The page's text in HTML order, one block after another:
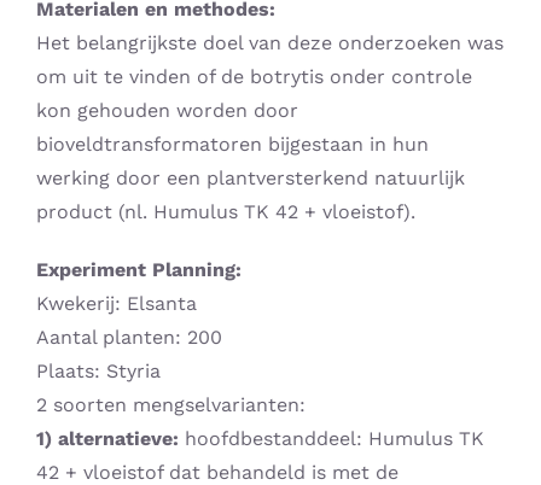
Materialen en methodes:
Het belangrijkste doel van deze onderzoeken was
om uit te vinden of de botrytis onder controle
kon gehouden worden door
bioveldtransformatoren bijgestaan in hun
werking door een plantversterkend natuurlijk
product (nl. Humulus TK 42 + vloeistof).
Experiment Planning:
Kwekerij: Elsanta
Aantal planten: 200
Plaats: Styria
2 soorten mengselvarianten:
1) alternatieve: hoofdbestanddeel: Humulus TK
42 + vloeistof dat behandeld is met de